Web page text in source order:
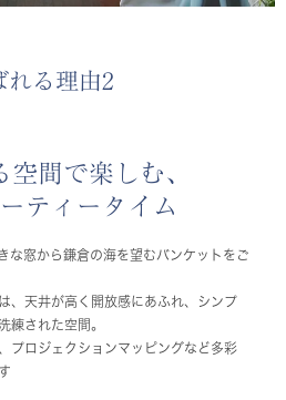
れる理由2
空間で楽しむ、
ティータイム
な窓から鎌倉の海を望むバンケットをご
、天井が高く開放感にあふれ、シンプ
練された空間。
プロジェクションマッピングなど多彩